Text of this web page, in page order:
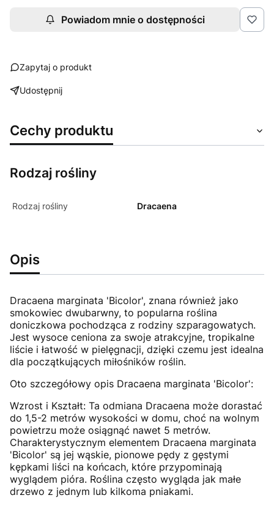
Powiadom mnie o dostępności
Zapytaj o produkt
Udostępnij
Cechy produktu
Rodzaj rośliny
Rodzaj rośliny Dracaena
Opis
Dracaena marginata 'Bicolor', znana również jako
smokowiec dwubarwny, to popularna roślina
doniczkowa pochodząca z rodziny szparagowatych.
Jest wysoce ceniona za swoje atrakcyjne, tropikalne
liście i łatwość w pielęgnacji, dzięki czemu jest idealna
dla początkujących miłośników roślin.
Oto szczegółowy opis Dracaena marginata 'Bicolor':
Wzrost i Kształt: Ta odmiana Dracaena może dorastać
do 1,5-2 metrów wysokości w domu, choć na wolnym
powietrzu może osiągnąć nawet 5 metrów.
Charakterystycznym elementem Dracaena marginata
'Bicolor' są jej wąskie, pionowe pędy z gęstymi
kępkami liści na końcach, które przypominają
wyglądem pióra. Roślina często wygląda jak małe
drzewo z jednym lub kilkoma pniakami.